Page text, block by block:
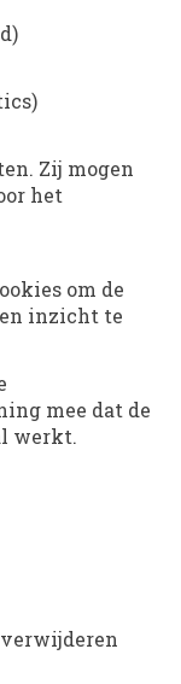
Zij mogen
het
om de
inzicht te
mee dat de
werkt.
verwijderen